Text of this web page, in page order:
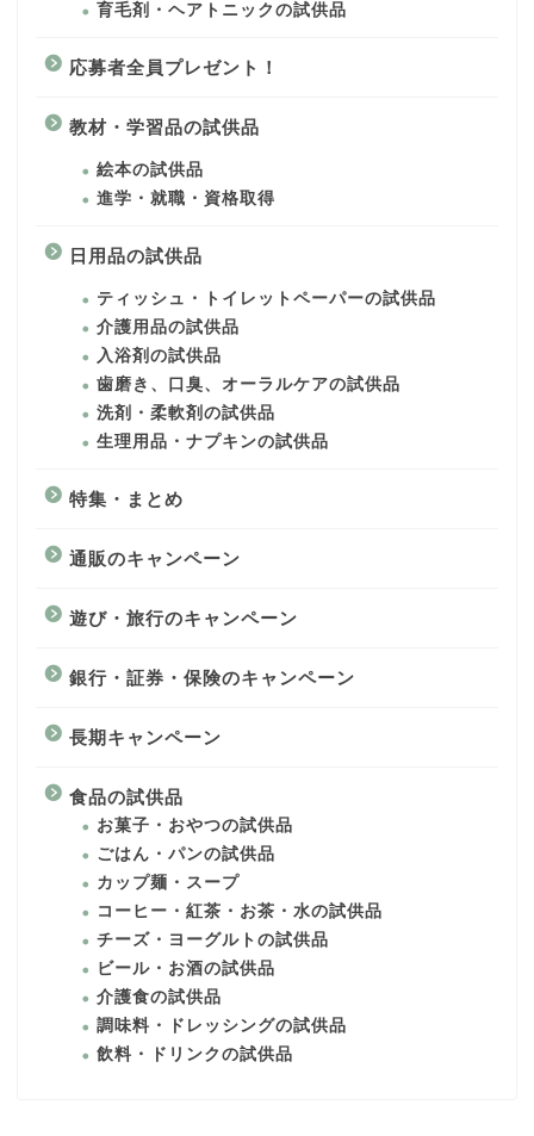
育毛剤・ヘアトニックの試供品
応募者全員プレゼント！
教材・学習品の試供品
絵本の試供品
進学・就職・資格取得
日用品の試供品
ティッシュ・トイレットペーパーの試供品
介護用品の試供品
入浴剤の試供品
歯磨き、口臭、オーラルケアの試供品
洗剤・柔軟剤の試供品
生理用品・ナプキンの試供品
特集・まとめ
通販のキャンペーン
遊び・旅行のキャンペーン
銀行・証券・保険のキャンペーン
長期キャンペーン
食品の試供品
お菓子・おやつの試供品
ごはん・パンの試供品
カップ麺・スープ
コーヒー・紅茶・お茶・水の試供品
チーズ・ヨーグルトの試供品
ビール・お酒の試供品
介護食の試供品
調味料・ドレッシングの試供品
飲料・ドリンクの試供品